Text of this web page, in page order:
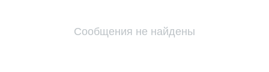
Сообщения не найдены